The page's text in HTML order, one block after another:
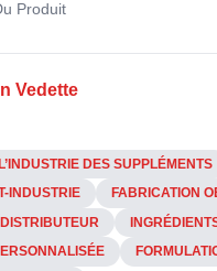
Produit
Vedette
DES SUPPLÉMENTS
INDUSTRIE
FABRICATION